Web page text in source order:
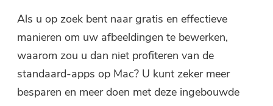
Gratis fotocompressor
Gratis PDF-compressor
Als u op zoek bent naar gratis en effectieve
manieren om uw afbeeldingen te bewerken,
waarom zou u dan niet profiteren van de
standaard-apps op Mac? U kunt zeker meer
besparen en meer doen met deze ingebouwde